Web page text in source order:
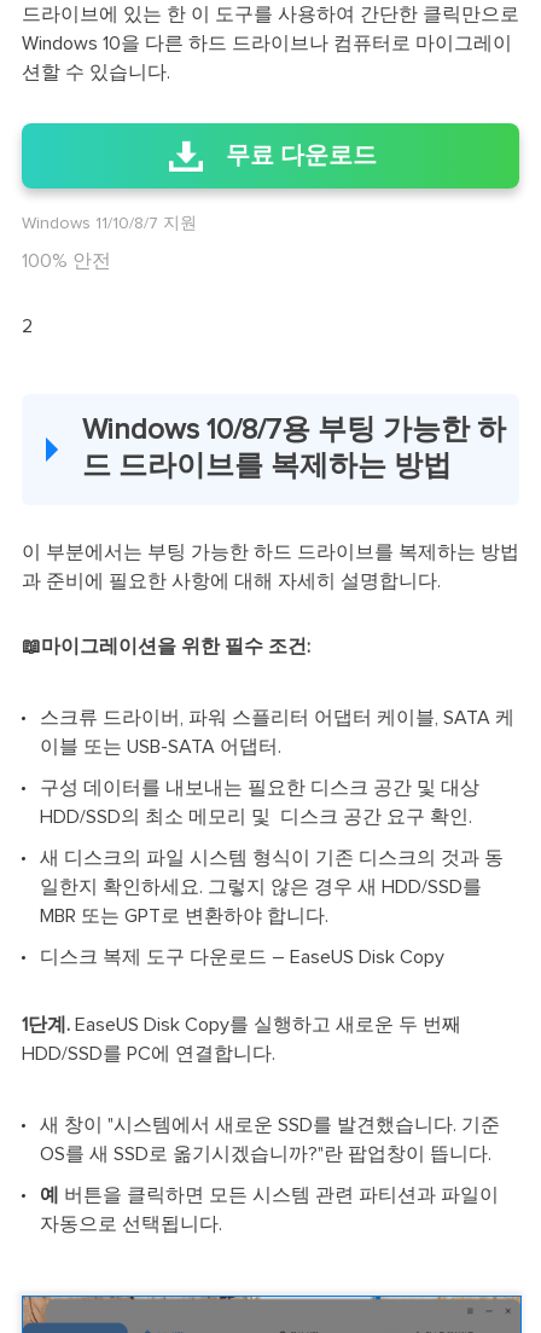
드라이브에 있는 한 이 도구를 사용하여 간단한 클릭만으로
Windows 10을 다른 하드 드라이브나 컴퓨터로 마이그레이
션할 수 있습니다.
무료 다운로드
Windows 11/10/8/7 지원
100% 안전
2
Windows 10/8/7용 부팅 가능한 하
드 드라이브를 복제하는 방법
이 부분에서는 부팅 가능한 하드 드라이브를 복제하는 방법
과 준비에 필요한 사항에 대해 자세히 설명합니다.
📖마이그레이션을 위한 필수 조건:
스크류 드라이버, 파워 스플리터 어댑터 케이블, SATA 케
이블 또는 USB-SATA 어댑터.
구성 데이터를 내보내는 필요한 디스크 공간 및 대상
HDD/SSD의 최소 메모리 및 디스크 공간 요구 확인.
새 디스크의 파일 시스템 형식이 기존 디스크의 것과 동
일한지 확인하세요. 그렇지 않은 경우 새 HDD/SSD를
MBR 또는 GPT로 변환하야 합니다.
디스크 복제 도구 다운로드 – EaseUS Disk Copy
1단계.EaseUS Disk Copy를 실행하고 새로운 두 번째
HDD/SSD를 PC에 연결합니다.
새 창이 "시스템에서 새로운 SSD를 발견했습니다. 기준
OS를 새 SSD로 옮기시겠습니까?"란 팝업창이 뜹니다.
예
버튼을 클릭하면 모든 시스템 관련 파티션과 파일이
자동으로 선택됩니다.